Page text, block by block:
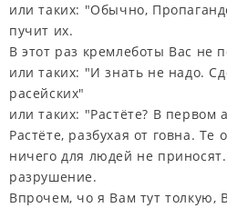
или таких: "Обычно,
пучит их.
В этот раз кремлеботы Вас не
или таких: "И знать не надо.
расейских"
или таких: "Растёте? В первом
Растёте, разбухая от говна. Те
ничего для людей не
разрушение.
Впрочем, чо я Вам тут толкую,